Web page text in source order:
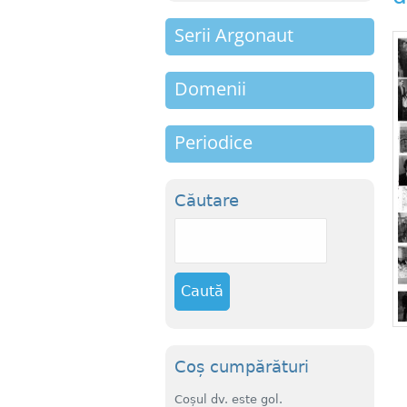
e
n
Serii Argonaut
Domenii
Periodice
Căutare
t
ă
Coș cumpărături
Coșul dv. este gol.